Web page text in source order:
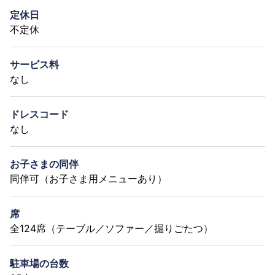
定休日
不定休
サービス料
なし
ドレスコード
なし
お子さまの同伴
同伴可（お子さま用メニューあり）
席
全124席（テーブル／ソファー／掘りごたつ）
駐車場の台数